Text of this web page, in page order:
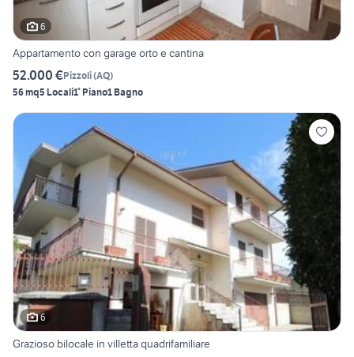
6
Appartamento con garage orto e cantina
52.000 €Pizzoli(AQ)
56 mq5 Locali1° Piano1 Bagno
6
Grazioso bilocale in villetta quadrifamiliare